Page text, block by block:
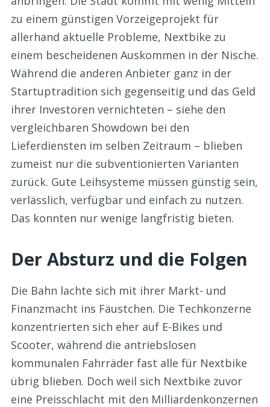
zu einem günstigen Vorzeigeprojekt für
allerhand aktuelle Probleme, Nextbike zu
einem bescheidenen Auskommen in der Nische.
Während die anderen Anbieter ganz in der
Startuptradition sich gegenseitig und das Geld
ihrer Investoren vernichteten – siehe den
vergleichbaren Showdown bei den
Lieferdiensten im selben Zeitraum – blieben
zumeist nur die subventionierten Varianten
zurück. Gute Leihsysteme müssen günstig sein,
verlässlich, verfügbar und einfach zu nutzen.
Das konnten nur wenige langfristig bieten.
Der Absturz und die Folgen
Die Bahn lachte sich mit ihrer Markt- und
Finanzmacht ins Fäustchen. Die Techkonzerne
konzentrierten sich eher auf E-Bikes und
Scooter, während die antriebslosen
kommunalen Fahrräder fast alle für Nextbike
übrig blieben. Doch weil sich Nextbike zuvor
eine Preisschlacht mit den Milliardenkonzernen